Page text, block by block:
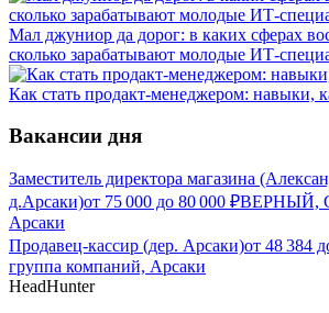
Мал джуниор да дорог: в каких сферах
сколько зарабатывают молодые ИТ-
Как стать продакт-менеджером: навыки,
Вакансии дня
Заместитель директора магазина
д.Арсаки)от 75 000 до 80 000 ₽ВЕРНЫЙ,
Арсаки
Продавец-кассир (дер. Арсаки)от 48 384
группа компаний, Арсаки
HeadHunter